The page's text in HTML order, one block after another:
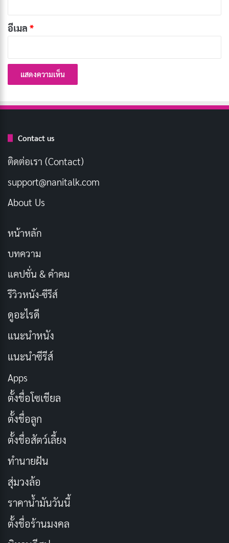
คำถามกับวิจารณญาณของตนเองและแสดงความปรารถนา
สถานการณ์เดียวที่เขาเผชิญคือเขาขาดความรู้ในการเริ่ม
ต้นมิตรภาพใหม่ เมื่อขอคำแนะนำ ครูแนะนำว่าเขาควรเข้า
ร่วมสภานักเรียนของโรงเรียน แทคยองรู้สึกทึ่งกับแนวคิดนี้
โดยไม่รู้ถึงความท้าทายที่เขาจะต้องเผชิญในการแสวงหา
ผีคู่รักอัยการบน Netflix
ภายในสภา เขาได้พบกับชินวู รองประธานาธิบดีที่มีท่าทาง
สงบและสุขุม แต่ยังคงห่างเหินและลังเลที่จะยอมรับแทก
ยอง นอกจากนี้ เขายังได้พบกับ Da On ประธานสภาที่น่า
ดึงดูดใจอย่างน่าทึ่ง ซึ่งดูเหมือนจะชอบเขาในทันที ความโร
แมนติกระหว่างดาออนและแทกยองดูเหมือนจะเป็นไปได้
แต่ดูเหมือนชินอูจะไม่ยอมรับความสัมพันธ์ของพวกเขา
เรื่องซับซ้อนยิ่งขึ้นไปอีก เพื่อนหญิงคนสนิทของดาออนซึ่ง
แอบเก็บงำความรู้สึกที่มีต่อดาออนไว้ เริ่มอิจฉาในความ
สนิทสนมและพยายามสร้างความแตกแยกระหว่างพวกเขา
อีเมล *
Contact us
ติดต่อเรา (Contact)
support@nanitalk.com
About Us
หน้าหลัก
บทความ
แคปชั่น & คำคม
รีวิวหนัง-ซีรีส์
ดูอะไรดี
แนะนำหนัง
แนะนำซีรีส์
Apps
ตั้งชื่อโซเชียล
ตั้งชื่อลูก
ตั้งชื่อสัตว์เลี้ยง
ทำนายฝัน
สุ่มวงล้อ
ราคาน้ำมันวันนี้
ตั้งชื่อร้านมงคล